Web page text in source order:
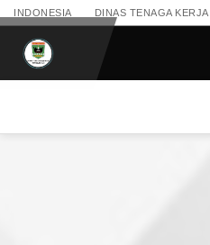
INDONESIA DINAS TENAGA